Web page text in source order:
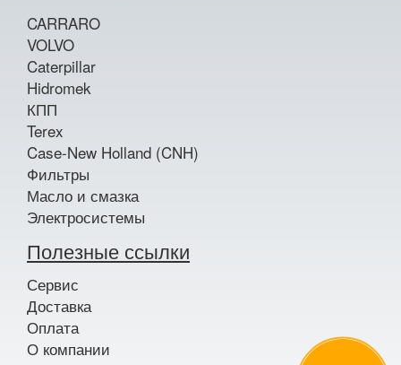
CARRARO
VOLVO
Caterpillar
Hidromek
КПП
Terex
Case-New Holland (CNH)
Фильтры
Масло и смазка
Электросистемы
Полезные ссылки
Сервис
Доставка
Оплата
О компании